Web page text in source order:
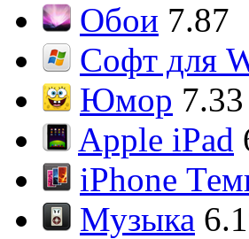
Обои 7.87
Софт для
Юмор 7.33
Apple iPad
iPhone
Музыка